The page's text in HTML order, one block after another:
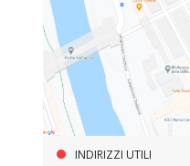
INDIRIZZI UTILI